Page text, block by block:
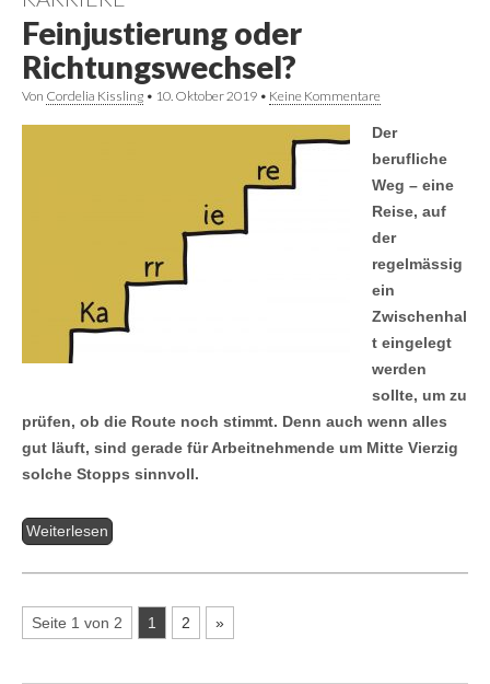
Feinjustierung oder
Richtungswechsel?
Von Cordelia Kissling • 10. Oktober 2019 • Keine Kommentare
Der
berufliche
Weg – eine
Reise, auf
der
regelmässig
ein
Zwischenhal
t eingelegt
werden
sollte, um zu
prüfen, ob die Route noch stimmt. Denn auch wenn alles
gut läuft, sind gerade für Arbeitnehmende um Mitte Vierzig
solche Stopps sinnvoll.
Weiterlesen
Seite 1 von 2 1 2 »